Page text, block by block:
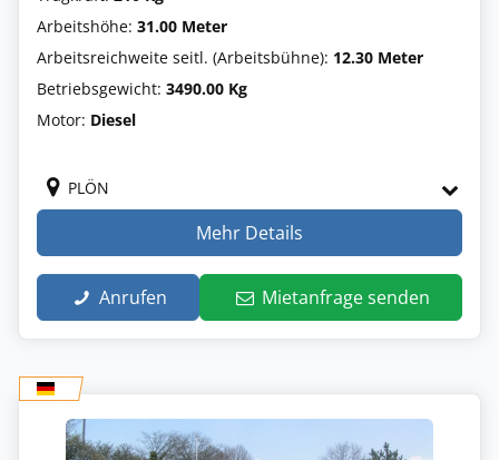
Arbeitshöhe: 31.00 Meter
Arbeitsreichweite seitl. (Arbeitsbühne): 12.30 Meter
Betriebsgewicht: 3490.00 Kg
Motor: Diesel
PLÖN
Mehr Details
Anrufen Mietanfrage senden